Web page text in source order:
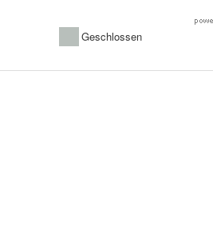
Geschlossen